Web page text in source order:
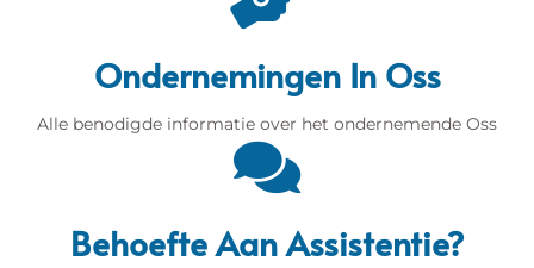
Ondernemingen In Oss
Alle benodigde informatie over het ondernemende Oss
Behoefte Aan Assistentie?